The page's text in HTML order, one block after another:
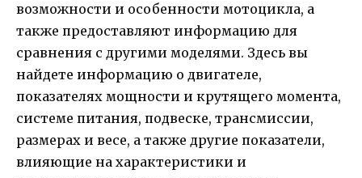
возможности и особенности мотоцикла, а
также предоставляют информацию для
сравнения с другими моделями. Здесь вы
найдете информацию о двигателе,
показателях мощности и крутящего момента,
системе питания, подвеске, трансмиссии,
размерах и весе, а также другие показатели,
влияющие на характеристики и